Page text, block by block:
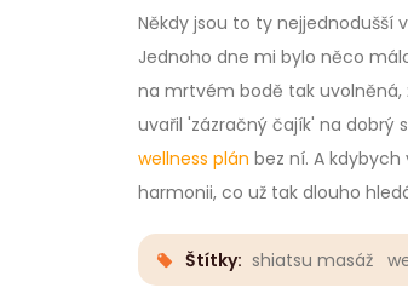
Někdy jsou to ty nejjednodušší
Jednoho dne mi bylo něco
na mrtvém bodě tak uvolněná,
uvařil 'zázračný čajík' na dobrý
wellness plán bez ní. A
harmonii, co už tak dlouho
Štítky: shiatsu masáž